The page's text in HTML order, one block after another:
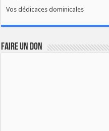
Vos dédicaces dominicales
FAIRE UN DON